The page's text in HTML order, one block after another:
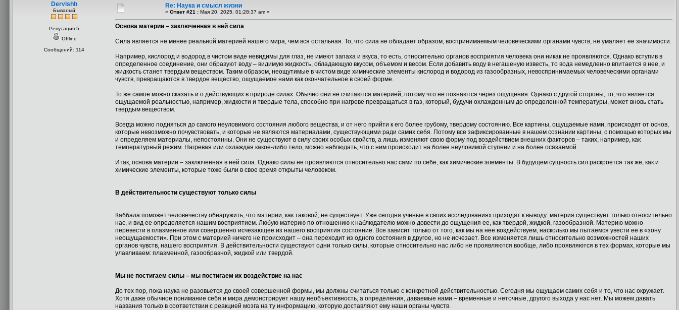
Dervishh
Бывалый
Репутация 5
Offline
Сообщений: 114
Re: Наука и смысл жизни
« Ответ #21 : Мая 20, 2025, 01:28:37 am »
Основа материи – заключенная в ней сила
Сила является не менее реальной материей нашего мира, чем вся остальная. То, что сила не обладает образом, воспринимаемым человеческими органами чувств, не умаляет ее значимости.
Например, кислород и водород в чистом виде невидимы для глаз, не имеют запаха и вкуса, то есть, относительно органов восприятия человека они никак не проявляются. Однако вступив в
определенное соединение, они образуют воду – видимую жидкость, обладающую вкусом, объемом и весом. Если добавить воду в негашеную известь, то вода немедленно впитается в нее, и
жидкость станет твердым веществом. Таким образом, неощутимые в чистом виде химические элементы кислород и водород из газообразных, невоспринимаемых человеческими органами
чувств, превращаются в твердое вещество, ощущаемое нами как окончательное в своей форме.
То же самое можно сказать и о действующих в природе силах. Обычно они не считаются материей, потому что не познаются через ощущения. Однако с другой стороны, то, что является
ощущаемой реальностью, например, жидкости и твердые тела, способно при нагреве превращаться в газ, который, будучи охлажденным до определенной температуры, может вновь стать
твердым веществом.
Всегда можно подняться до самого неуловимого состояния любого вещества, и от него прийти к его более грубому, твердому состоянию. Все картины, ощущаемые нами, происходят от основ,
которые невозможно почувствовать, и которые не являются материалами, существующими ради самих себя. Потому все зафиксированные в нашем сознании картины, с помощью которых мы
и определяем материалы, непостоянны. Они не существуют в силу своих особых свойств, а лишь изменяют свою форму под воздействием внешних факторов – таких, например, как
температурный режим. Нагревая или охлаждая какое-либо тело, можно наблюдать, что с ним происходит на более неуловимой ступени и на более осязаемой.
Итак, основа материи – заключенная в ней сила. Однако силы не проявляются относительно нас сами по себе, как химические элементы. В будущем сущность сил раскроется так же, как и
химические элементы, которые тоже были в свое время открыты человеком.
В действительности существуют только силы
Каббала поможет человечеству обнаружить, что материи, как таковой, не существует. Уже сегодня ученые в своих исследованиях приходят к выводу: материя существует только относительно
нас, и вид ее определяется нашим восприятием. Любую материю по отношению к наблюдателю можно довести до ощущения ее, как твердой, жидкой, газообразной. Материю можно
перевести в плазменное или совершенно исчезающее из нашего восприятия состояние. Все зависит только от того, как мы на нее воздействуем, насколько мы пытаемся увести ее в «зону
неощущаемости». При этом с материей ничего не происходит – она переходит из одного состояния в другое, но не исчезает. Все изменяется лишь относительно возможностей наших
органов чувств, нашего восприятия. В действительности существуют одни только силы, которые относительно нас либо не проявляются вообще, либо проявляются в тех формах, которые мы
улавливаем: плазменной, газообразной, жидкой или твердой.
Мы не постигаем силы – мы постигаем их воздействие на нас
До тех пор, пока наука не разовьется до своей совершенной формы, мы должны считаться только с конкретной действительностью. Сегодня мы ощущаем самих себя и то, что нас окружает.
Хотя даже обычное понимание себя и мира демонстрирует нашу необъективность, а определения, даваемые нами – временные и неточные, другого выхода у нас нет. Мы можем давать
названия только в соответствии с реакцией мозга на ту информацию, которую доставляют ему наши органы чувств.